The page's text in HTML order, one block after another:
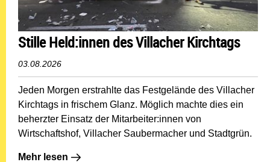
Stille Held:innen des Villacher Kirchtags
03.08.2026
Jeden Morgen erstrahlte das Festgelände des Villacher
Kirchtags in frischem Glanz. Möglich machte dies ein
beherzter Einsatz der Mitarbeiter:innen von
Wirtschaftshof, Villacher Saubermacher und Stadtgrün.
Mehr lesen: Stille Held:innen des Villacher Kirchtags
Mehr lesen